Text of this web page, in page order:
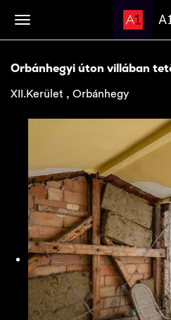
A
Orbánhegyi úton villában
XII.Kerület , Orbánhegy